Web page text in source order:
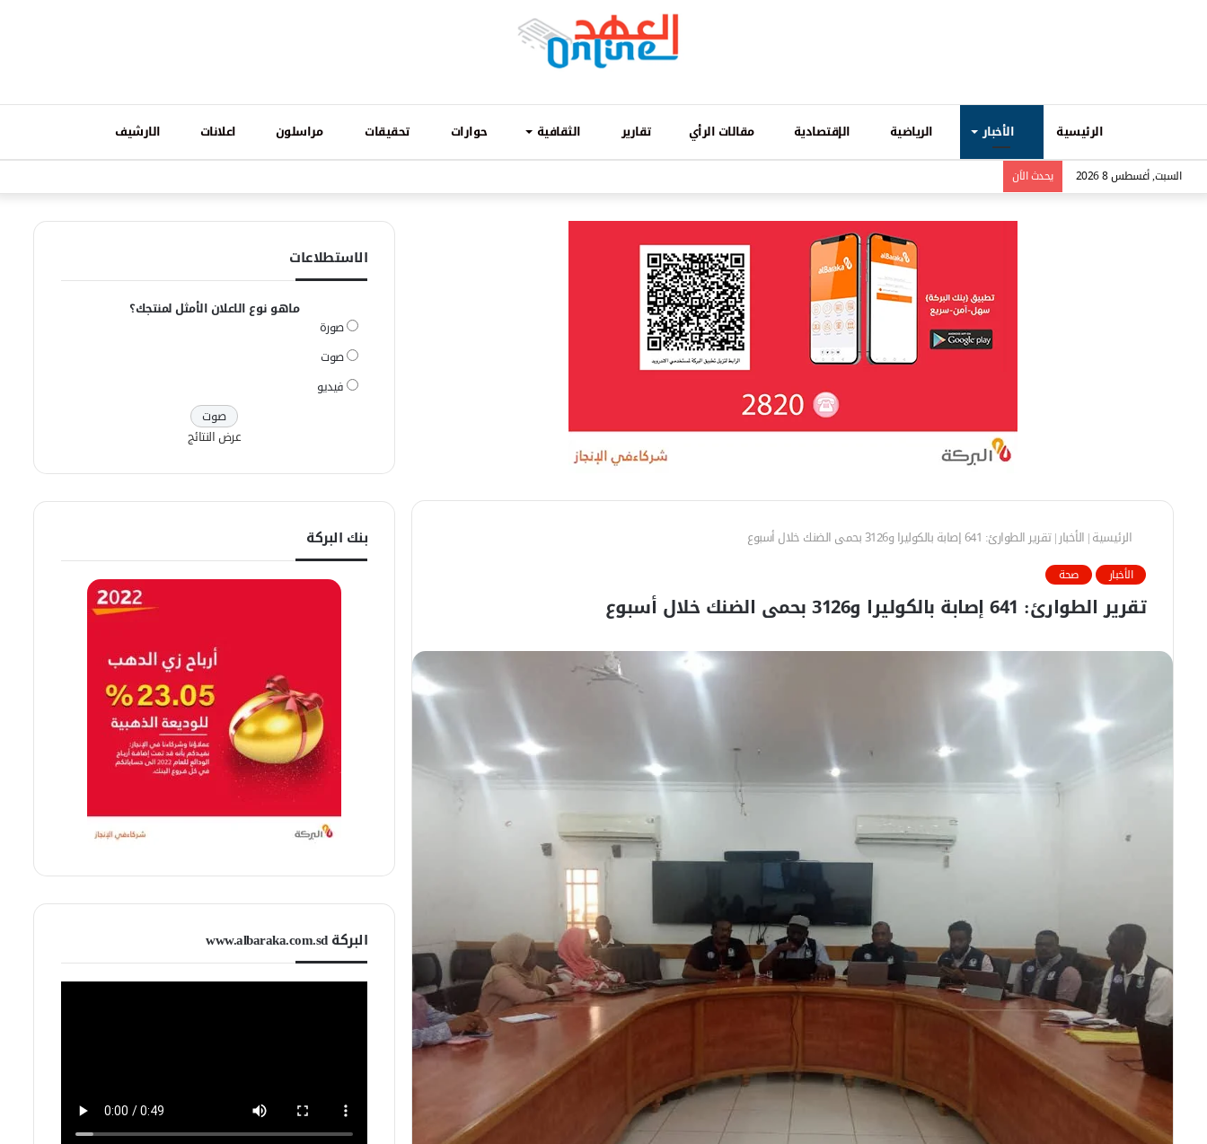
الرئيسية الأخبار الرياضية الإقتصادية مقالات الرأي تقارير الثقافية حوارات تحقيقات مراسلون اعلانات الارشيف
السبت, أغسطس 8 2026 يحدث الاَن
الرئيسية| الأخبار|تقرير الطوارئ: 641 إصابة بالكوليرا و3126 بحمى الضنك خلال أسبوع
الأخبار صحة
تقرير الطوارئ: 641 إصابة بالكوليرا و3126 بحمى الضنك خلال أسبوع
الاستطلاعات
ماهو نوع الاعلان الأمثل لمنتجك؟
صورة
صوت
فيديو
عرض النتائج
بنك البركة
البركة www.albaraka.com.sd